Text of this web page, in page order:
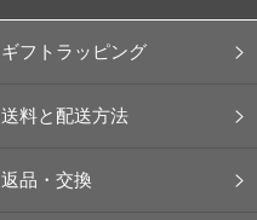
ギフトラッピング
送料と配送方法
返品・交換